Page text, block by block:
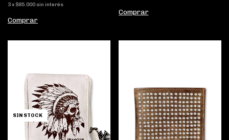
3x $85.000 sin interés
Comprar
Comprar
SIN STOCK